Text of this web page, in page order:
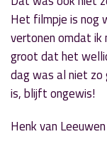
Het filmpje is nog
vertonen omdat ik
groot dat het
dag was al niet zo
is, blijft ongewis!
Henk van Leeuwen